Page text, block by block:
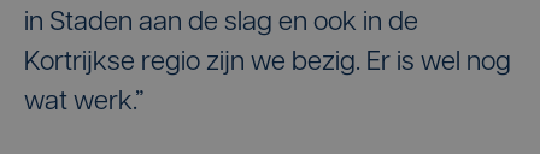
in Staden aan de slag en ook in de
Kortrijkse regio zijn we bezig. Er is wel nog
wat werk.”